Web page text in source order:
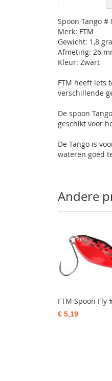
de
afbeeldingen-
gallerij
Spoon Tango #
Merk: FTM
Gewicht: 1,8
Afmeting: 26
Kleur: Zwart
FTM heeft iets
verschillende
De spoon
geschikt voor
De Tango is
wateren goed
Andere
FTM Spoon Fly
€ 5,19